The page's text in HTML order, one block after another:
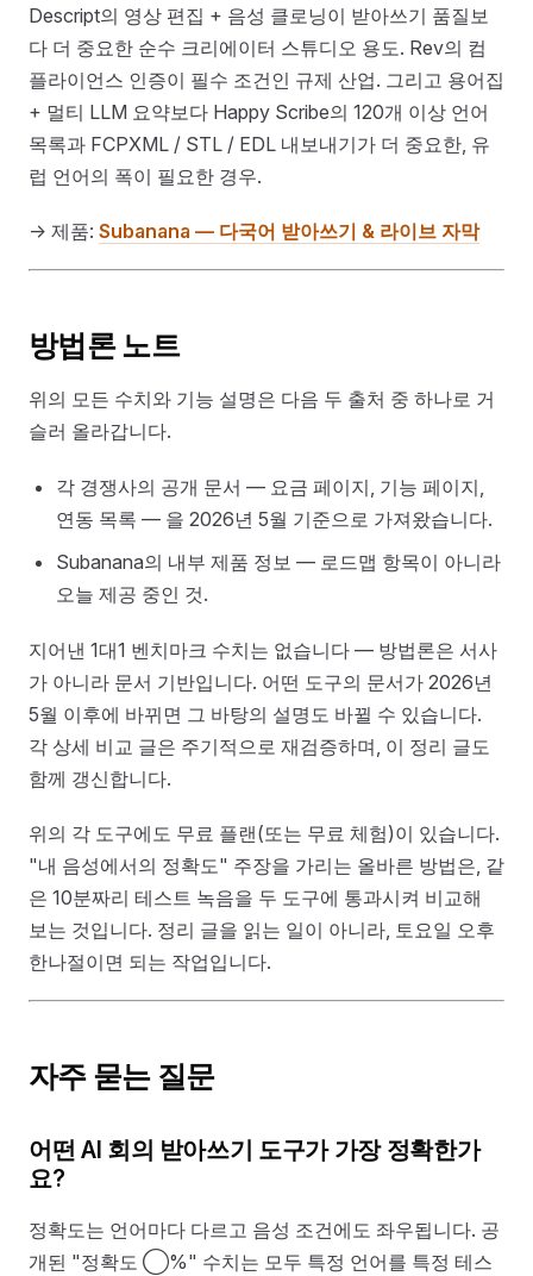
Descript의 영상 편집 + 음성 클로닝이 받아쓰기 품질보
다 더 중요한 순수 크리에이터 스튜디오 용도. Rev의 컴
플라이언스 인증이 필수 조건인 규제 산업. 그리고 용어집
+ 멀티 LLM 요약보다 Happy Scribe의 120개 이상 언어
목록과 FCPXML / STL / EDL 내보내기가 더 중요한, 유
럽 언어의 폭이 필요한 경우.
→ 제품: Subanana — 다국어 받아쓰기 & 라이브 자막
방법론 노트
위의 모든 수치와 기능 설명은 다음 두 출처 중 하나로 거
슬러 올라갑니다.
각 경쟁사의 공개 문서 — 요금 페이지, 기능 페이지,
연동 목록 — 을 2026년 5월 기준으로 가져왔습니다.
Subanana의 내부 제품 정보 — 로드맵 항목이 아니라
오늘 제공 중인 것.
지어낸 1대1 벤치마크 수치는 없습니다 — 방법론은 서사
가 아니라 문서 기반입니다. 어떤 도구의 문서가 2026년
5월 이후에 바뀌면 그 바탕의 설명도 바뀔 수 있습니다.
각 상세 비교 글은 주기적으로 재검증하며, 이 정리 글도
함께 갱신합니다.
위의 각 도구에도 무료 플랜(또는 무료 체험)이 있습니다.
"내 음성에서의 정확도" 주장을 가리는 올바른 방법은, 같
은 10분짜리 테스트 녹음을 두 도구에 통과시켜 비교해
보는 것입니다. 정리 글을 읽는 일이 아니라, 토요일 오후
한나절이면 되는 작업입니다.
자주 묻는 질문
어떤 AI 회의 받아쓰기 도구가 가장 정확한가
요?
정확도는 언어마다 다르고 음성 조건에도 좌우됩니다. 공
개된 "정확도 ◯%" 수치는 모두 특정 언어를 특정 테스